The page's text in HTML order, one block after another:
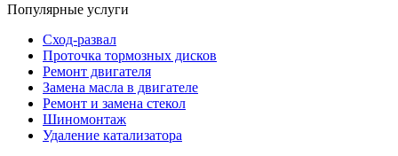
Популярные услуги
Сход-развал
Проточка тормозных дисков
Ремонт двигателя
Замена масла в двигателе
Ремонт и замена стекол
Шиномонтаж
Удаление катализатора